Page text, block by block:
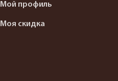
Мой профиль
Моя скидка